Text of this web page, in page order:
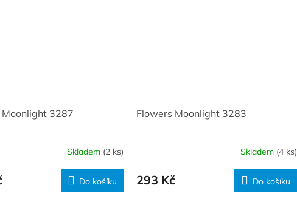
Moonlight 3287
Skladem (2 ks)
Do košíku
Flowers Moonlight 3283
Skladem (4 ks)
293 Kč Do košíku